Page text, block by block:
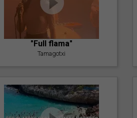
"Full flama"
Tamagotxi